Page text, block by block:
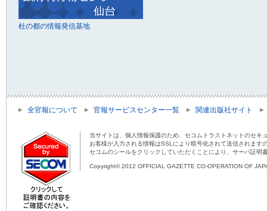
杜の都の情報発信基地
全官報について 官報サービスセンター一覧 関連出版社サイト
当サイトは、個人情報保護のため、セコムトラストネットのセキ
お客様が入力される情報はSSLにより暗号化されて送信されま
セコムのシールをクリックしていただくことにより、サーバ証明
Copyright© 2012 OFFICIAL GAZETTE CO-OPERATION OF